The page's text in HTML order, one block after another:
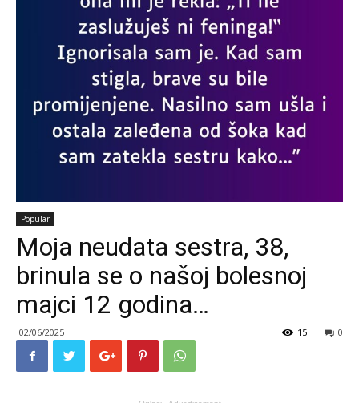
Popular
Moja neudata sestra, 38,
brinula se o našoj bolesnoj
majci 12 godina…
02/06/2025 0
15